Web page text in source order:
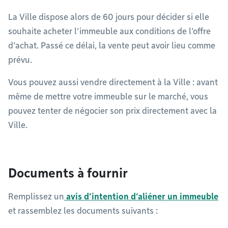
La Ville dispose alors de 60 jours pour décider si elle
souhaite acheter l’immeuble aux conditions de l’offre
d’achat. Passé ce délai, la vente peut avoir lieu comme
prévu.
Vous pouvez aussi vendre directement à la Ville : avant
même de mettre votre immeuble sur le marché, vous
pouvez tenter de négocier son prix directement avec la
Ville.
Documents à fournir
Remplissez un avis d’intention d’aliéner un immeuble
et rassemblez les documents suivants :